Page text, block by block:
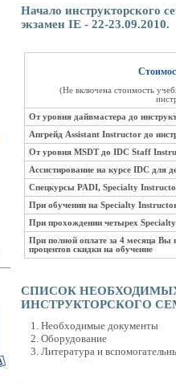
Начало инструкторского
экзамен IE - 22-23.09.2010.
(Не включена стоимость
От уровня дайвмастера до
Апгрейд Assistant Instructor до
От уровня MSDT до IDC Staff
Ассистирование на курсе IDC
Спецкурсы PADI, Specialty
При обучении на Specialty
При прохождении четырех
При полной оплате за 4 месяца Вы
процентов скидки на обучение
СПИСОК
ИНСТРУКТОРСКОГО
Необходимые документы
Оборудование
Литература и